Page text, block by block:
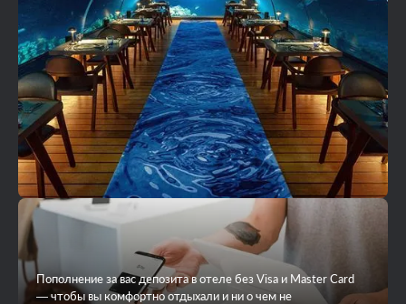
Пополнение за вас депозита в отеле без Visa и Master Card
— чтобы вы комфортно отдыхали и ни о чем не